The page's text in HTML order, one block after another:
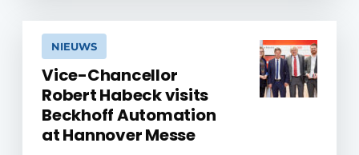
NIEUWS
Vice-Chancellor
Robert Habeck visits
Beckhoff Automation
at Hannover Messe